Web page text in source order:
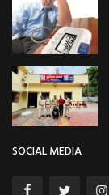
SOCIAL MEDIA